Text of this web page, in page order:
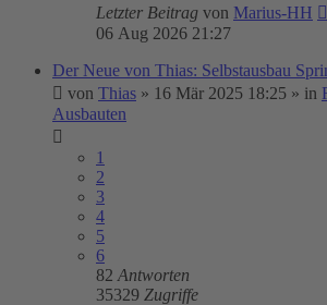
Letzter Beitrag von Marius-HH
06 Aug 2026 21:27
Der Neue von Thias: Selbstausbau
von Thias » 16 Mär 2025 18:25 » in
Ausbauten
1
2
3
4
5
6
82 Antworten
35329 Zugriffe